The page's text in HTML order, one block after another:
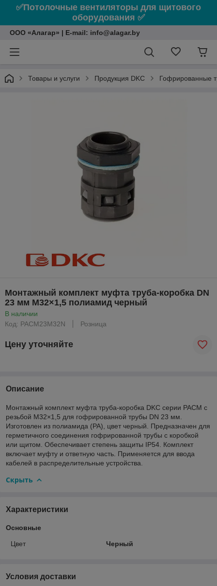
✅Потолочные вентиляторы для щитового
оборудования ✅
ООО «Алагар» | E-mail: info@alagar.by
Товары и услуги Продукция DKC Гофрированные
Монтажный комплект муфта труба-коробка DN
23 мм M32×1,5 полиамид черный
В наличии
Код: PACM23M32N
Розница
Цену уточняйте
Описание
Монтажный комплект муфта труба-коробка DKC серии PACM с
резьбой M32×1,5 для гофрированной трубы DN 23 мм.
Изготовлен из полиамида (PA), цвет черный. Предназначен для
герметичного соединения гофрированной трубы с коробкой
или щитом. Обеспечивает степень защиты IP54. Комплект
включает муфту и ответную часть. Применяется для ввода
кабелей в распределительные устройства.
Скрыть
Характеристики
Основные
Цвет Черный
Условия доставки